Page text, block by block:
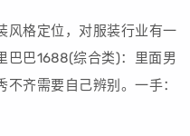
风格定位，对服装行业有一
巴巴1688(综合类)：里面男
齐需要自己辨别。一手：